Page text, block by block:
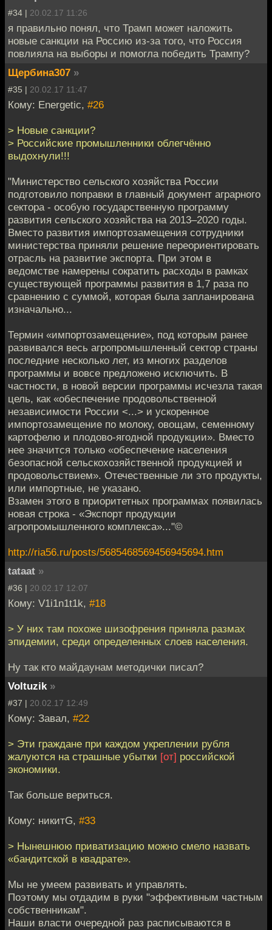
#34 | 20.02.17 11:26
я правильно понял, что Трамп может наложить
новые санкции на Россию из-за того, что Россия
повлияла на выборы и помогла победить Трампу?
Щербина307 »
#35 | 20.02.17 11:47
Кому: Energetic, #26
> Новые санкции?
> Российские промышленники облегчённо
выдохнули!!!
"Министерство сельского хозяйства России
подготовило поправки в главный документ аграрного
сектора - особую государственную программу
развития сельского хозяйства на 2013–2020 годы.
Вместо развития импортозамещения сотрудники
министерства приняли решение переориентировать
отрасль на развитие экспорта. При этом в
ведомстве намерены сократить расходы в рамках
существующей программы развития в 1,7 раза по
сравнению с суммой, которая была запланирована
изначально...
Термин «импортозамещение», под которым ранее
развивался весь агропромышленный сектор страны
последние несколько лет, из многих разделов
программы и вовсе предложено исключить. В
частности, в новой версии программы исчезла такая
цель, как «обеспечение продовольственной
независимости России <...> и ускоренное
импортозамещение по молоку, овощам, семенному
картофелю и плодово-ягодной продукции». Вместо
нее значится только «обеспечение населения
безопасной сельскохозяйственной продукцией и
продовольствием». Отечественные ли это продукты,
или импортные, не указано.
Взамен этого в приоритетных программах появилась
новая строка - «Экспорт продукции
агропромышленного комплекса»..."©
http://ria56.ru/posts/5685468569456945694.htm
tataat »
#36 | 20.02.17 12:07
Кому: V1i1n1t1k, #18
> У них там похоже шизофрения приняла размах
эпидемии, среди определенных слоев населения.
Ну так кто майдаунам методички писал?
Voltuzik »
#37 | 20.02.17 12:49
Кому: Завал, #22
> Эти граждане при каждом укреплении рубля
жалуются на страшные убытки [от] российской
экономики.
Так больше вериться.
Кому: никитG, #33
> Нынешнюю приватизацию можно смело назвать
«бандитской в квадрате».
Мы не умеем развивать и управлять.
Поэтому мы отдадим в руки "эффективным частным
собственникам".
Наши власти очередной раз расписываются в